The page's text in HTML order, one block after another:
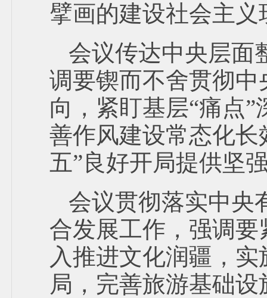
擘画的建设社会主
会议传达中央层面
调要锲而不舍贯彻
向，紧盯基层“痛点
善作风建设常态化长
五”良好开局提供坚
会议贯彻落实中央
合发展工作，强调
入推进文化润疆，
局，完善旅游基础